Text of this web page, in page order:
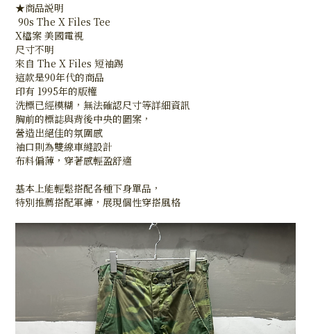
★商品説明
90s The X Files Tee
X檔案 美國電視
尺寸不明
來自 The X Files 短袖踢
這款是90年代的商品
印有 1995年的版權
洗標已經模糊，無法確認尺寸等詳細資訊
胸前的標誌與背後中央的圖案，
營造出絕佳的氛圍感
袖口則為雙線車縫設計
布料偏薄，穿著感輕盈舒適
基本上能輕鬆搭配各種下身單品，
特別推薦搭配軍褲，展現個性穿搭風格